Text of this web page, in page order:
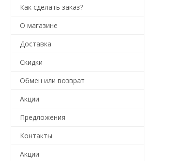
Как сделать заказ?
О магазине
Доставка
Скидки
Обмен или возврат
Акции
Предложения
Контакты
Акции